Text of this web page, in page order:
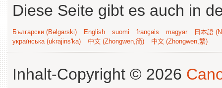
Diese Seite gibt es auch in
Български (Bəlgarski) English suomi français magyar
日本語
українська (ukrajins'ka)
中文 (Zhongwen,简) 中文 (Zhongwen,繁)
Inhalt-Copyright © 2026